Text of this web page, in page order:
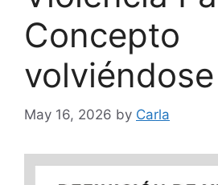
Concepto
May 16, 2026 by Carla